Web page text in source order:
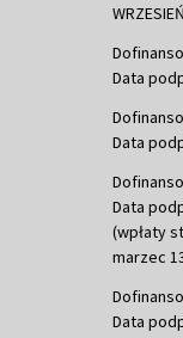
Data
Data
Data
(wpłaty
marzec
Data